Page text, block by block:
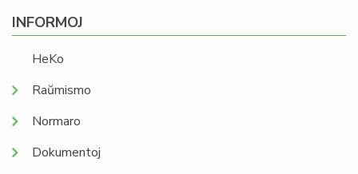
INFORMOJ
HeKo
Raŭmismo
Normaro
Dokumentoj